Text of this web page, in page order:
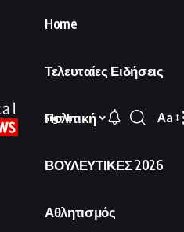
Home
Τελευταίες Ειδήσεις
Πολιτική
ΒΟΥΛΕΥΤΙΚΕΣ 2026
Αθλητισμός
Sign In
Font
Aa